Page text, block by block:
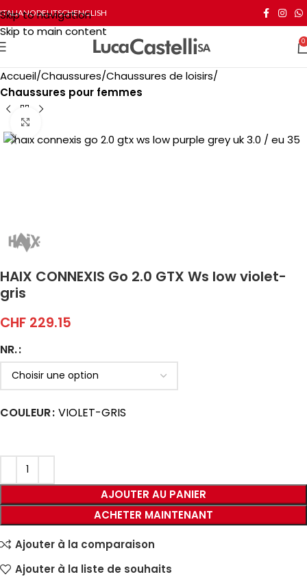
Skip to navigation
Skip to main content
ITALIANODEUTSCHENGLISH
0
Accueil Chaussures Chaussures de loisirs
Chaussures pour femmes
HAIX CONNEXIS Go 2.0 GTX Ws low violet-
gris
CHF 229.15
NR.
COULEUR VIOLET-GRIS
AJOUTER AU PANIER
ACHETER MAINTENANT
Ajouter à la comparaison
Ajouter à la liste de souhaits